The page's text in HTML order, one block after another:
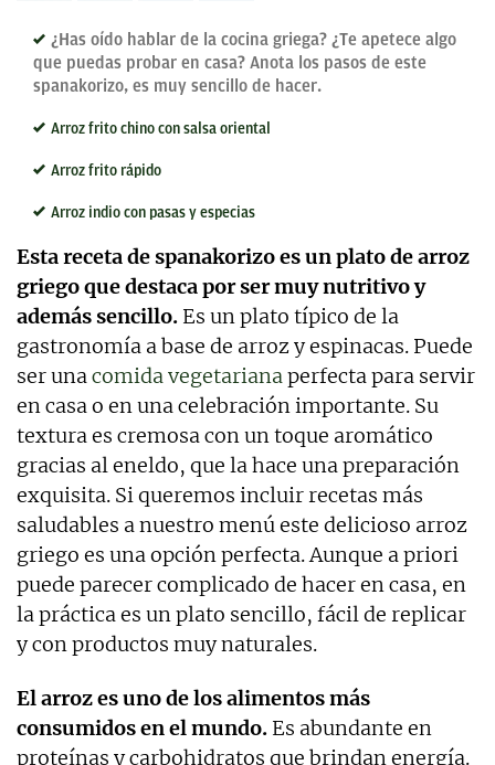
bien documentado y revisado, así como a la
curación y depuración de textos. Estoy en
permanente crecimiento personal y profesional, y
¿Has oído hablar de la cocina griega? ¿Te apetece algo
que puedas probar en casa? Anota los pasos de este
spanakorizo, es muy sencillo de hacer.
Arroz frito chino con salsa oriental
Arroz frito rápido
Arroz indio con pasas y especias
Esta receta de spanakorizo es un plato de arroz
griego que destaca por ser muy nutritivo y
además sencillo. Es un plato típico de la
gastronomía a base de arroz y espinacas. Puede
ser unacomida vegetarianaperfecta para servir
en casa o en una celebración importante. Su
textura es cremosa con un toque aromático
gracias al eneldo, que la hace una preparación
exquisita. Si queremos incluir recetas más
saludables a nuestro menú este delicioso arroz
griego es una opción perfecta. Aunque a priori
puede parecer complicado de hacer en casa, en
la práctica es un plato sencillo, fácil de replicar
y con productos muy naturales.
El arroz es uno de los alimentos más
consumidos en el mundo. Es abundante en
proteínas y carbohidratos que brindan energía.